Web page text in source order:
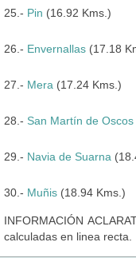
25.- Pin (16.92 Kms.)
26.- Envernallas (17.18
27.- Mera (17.24 Kms.)
28.- San Martín de Oscos
29.- Navia de Suarna
30.- Muñis (18.94 Kms.)
INFORMACIÓN
calculadas en linea recta.